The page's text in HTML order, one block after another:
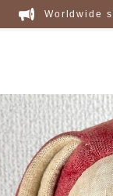
Worldwide